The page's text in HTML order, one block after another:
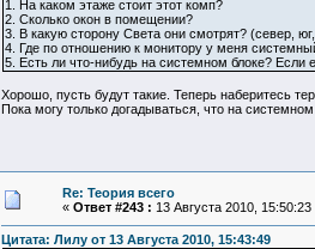
1. На каком этаже стоит этот комп?
2. Сколько окон в помещении?
3. В какую сторону Света они смотрят? (север,
4. Где по отношению к монитору у меня
5. Есть ли что-нибудь на системном блоке? Если
Хорошо, пусть будут такие. Теперь наберитесь
Пока могу только догадываться, что на
Re: Теория всего
« Ответ #243 : 13 Августа 2010, 15:50:23
Цитата: Лилу от 13 Августа 2010, 15:43:49